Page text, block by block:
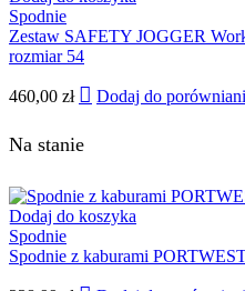
Spodnie
Zestaw SAFETY JOGGER
rozmiar 54
460,00 zł Dodaj do
Na stanie
Dodaj do koszyka
Spodnie
Spodnie z kaburami